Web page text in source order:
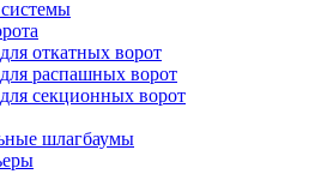
откатных ворот
распашных ворот
секционных ворот
шлагбаумы